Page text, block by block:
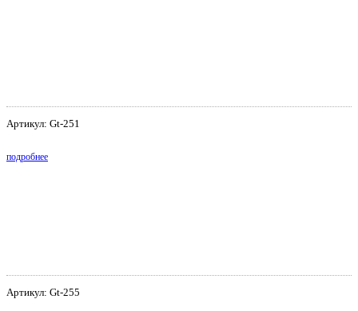
Артикул: Gt-251
подробнее
Артикул: Gt-255